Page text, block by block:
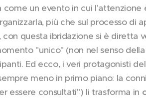
un evento in cui l'attenzione
più che sul processo di
, con questa ibridazione si è diretta
"unico" (non nel senso
Ed ecco, i veri protagonisti
meno in primo piano: la
essere consultati") li trasforma in